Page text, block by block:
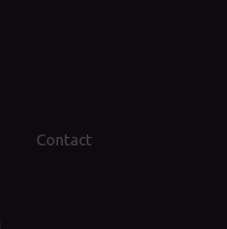
Contact